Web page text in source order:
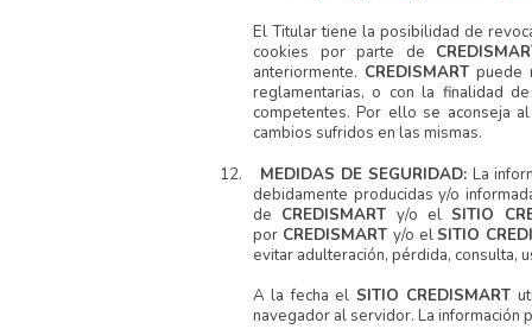
El Titular tiene la posibilidad de
cookies por parte de
anteriormente. CREDISMARTpuede
reglamentarias, o con la finalidad
competentes. Por ello se aconseja
cambios sufridos en las mismas.
12.
MEDIDAS DE SEGURIDAD: La
debidamente producidas y/o
de CREDISMART y/o el SITIO
por CREDISMART y/o elSITIO
evitar adulteración, pérdida, consulta,
A la fecha el SITIO CREDISMART
navegador al servidor. La información